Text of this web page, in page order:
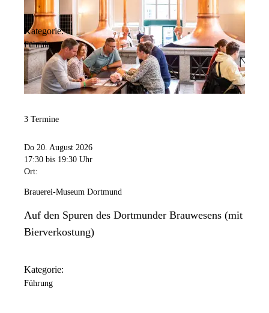
Kategorie:
Führung
3 Termine
Do 20. August 2026
17:30 bis 19:30 Uhr
Ort:
Brauerei-Museum Dortmund
Auf den Spuren des Dortmunder Brauwesens (mit
Bierverkostung)
Kategorie:
Führung